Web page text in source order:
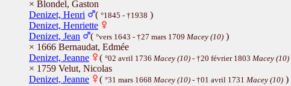
× Blondel, Gaston
Denizet, Henri
( °1845 - †1938 )
Denizet, Henriette
Denizet, Jean
( °vers 1643 - †27 mars 1709 Macey (10) )
× 1666 Bernaudat, Edmée
Denizet, Jeanne
( °02 avril 1736 Macey (10) - †20 février 1803 Macey (10)
× 1759 Velut, Nicolas
Denizet, Jeanne
( °31 mars 1668 Macey (10) - †01 avril 1731 Macey (10) )